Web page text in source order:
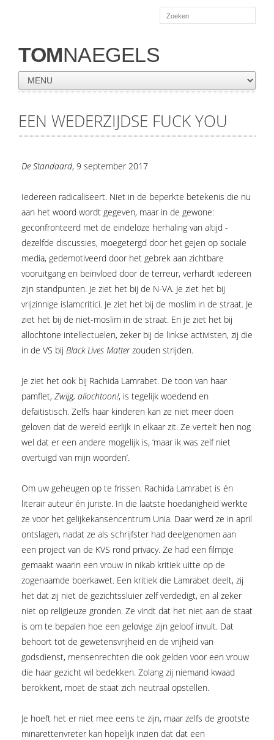
TOMNAEGELS
EEN WEDERZIJDSE FUCK YOU
De Standaard, 9 september 2017
Iedereen radicaliseert. Niet in de ­beperkte betekenis die nu
aan het woord wordt gegeven, maar in de gewone:
geconfronteerd met de eindeloze herhaling van altijd ­
dezelfde discussies, moegetergd door het gejen op sociale
media, gedemotiveerd door het gebrek aan zichtbare
vooruitgang en beïnvloed door de terreur, verhardt iedereen
zijn standpunten. Je ziet het bij de N-VA. Je ziet het bij
vrijzinnige islamcritici. Je ziet het bij de moslim in de straat. Je
ziet het bij de niet-moslim in de straat. En je ziet het bij
allochtone intellectuelen, zeker bij de linkse activisten, zij die
in de VS bij Black Lives Matterzouden strijden.
Je ziet het ook bij Rachida Lamrabet. De toon van haar
pamflet, Zwijg, allochtoon!, is tegelijk woedend en
defaitistisch. Zelfs haar kinderen kan ze niet meer doen
geloven dat de wereld eerlijk in elkaar zit. Ze vertelt hen nog
wel dat er een andere mogelijk is, ‘maar ik was zelf niet
overtuigd van mijn woorden’.
Om uw geheugen op te frissen. Rachida Lamrabet is én
literair auteur én juriste. In die laatste hoedanigheid werkte
ze voor het gelijkekansencentrum Unia. Daar werd ze in april
ontslagen, nadat ze als schrijfster had deelgenomen aan
een project van de KVS rond privacy. Ze had een filmpje
gemaakt waarin een vrouw in nikab kritiek uitte op de
zogenaamde boerkawet. Een kritiek die Lamrabet deelt, zij
het dat zij niet de gezichtssluier zelf verdedigt, en al zeker
niet op religieuze gronden. Ze vindt dat het niet aan de staat
is om te bepalen hoe een gelovige zijn geloof invult. Dat
behoort tot de gewetensvrijheid en de vrijheid van
godsdienst, mensenrechten die ook gelden voor een vrouw
die haar gezicht wil bedekken. Zolang zij niemand kwaad
berokkent, moet de staat zich neutraal opstellen.
Je hoeft het er niet mee eens te zijn, maar zelfs de grootste
minarettenvreter kan hopelijk inzien dat dat een